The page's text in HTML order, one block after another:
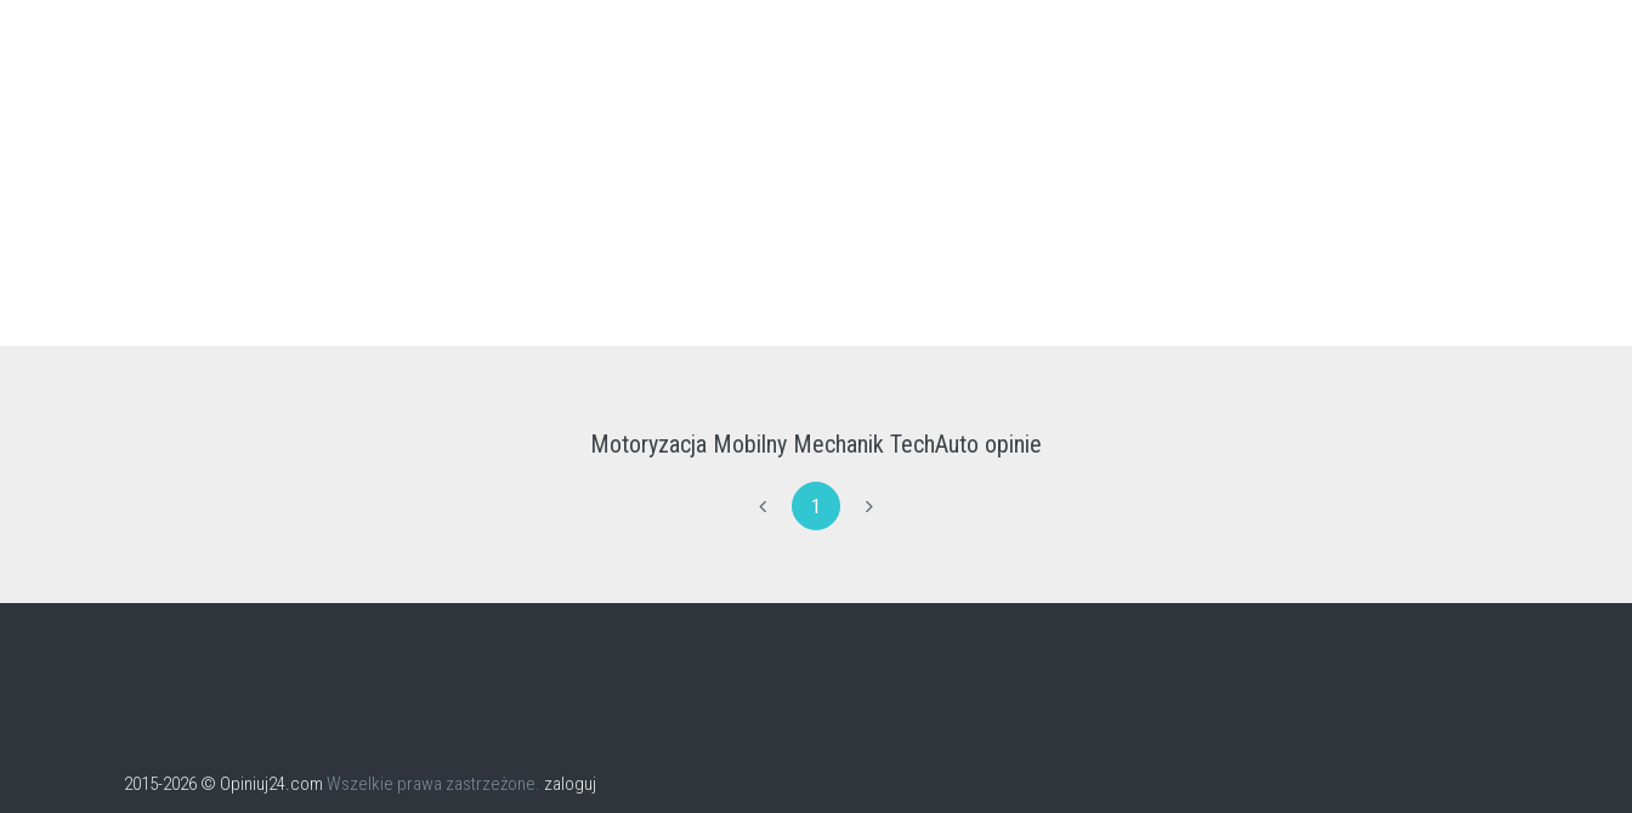
Motoryzacja Mobilny Mechanik TechAuto opinie
1
2015-2026 © Opiniuj24.com Wszelkie prawa zastrzeżone. zaloguj